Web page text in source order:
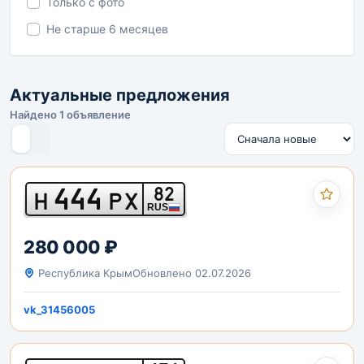
Не старше 6 месяцев
Актуальные предложения
Найдено 1 объявление
Н 444 РХ 82
RUS
280 000 ₽
Республика КрымОбновлено 02.07.2026
vk_31456005